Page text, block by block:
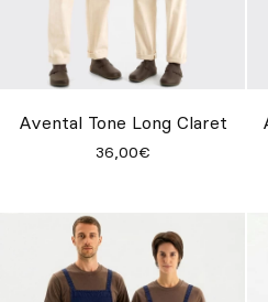
Avental Tone Long Claret
36,00€